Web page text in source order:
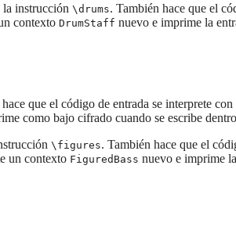
instrucción \drums. También hace que el
contexto DrumStaff nuevo e imprime la
que el código de entrada se interprete
como bajo cifrado cuando se escribe
\figures. También hace que el
un contexto FiguredBass nuevo e imprime